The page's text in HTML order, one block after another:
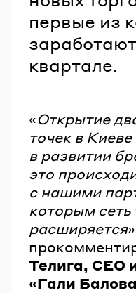
первые из
квартале.
«Открытие
точек в
в развитии
это
с нашими
которым сеть
расширяется
Телига, СЕО
«Гали